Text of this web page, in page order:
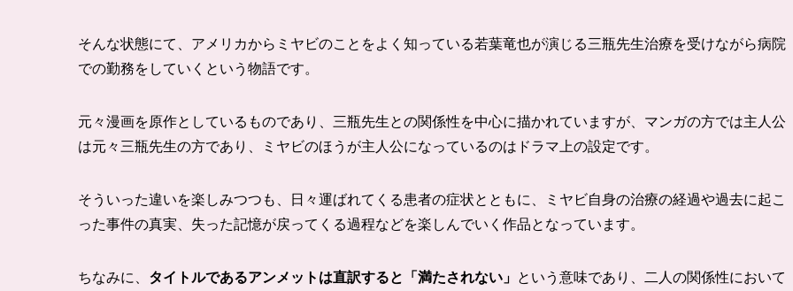
そんな状態にて、アメリカからミヤビのことをよく知っている若葉竜也が演じる三瓶先生治療を受けながら病院
での勤務をしていくという物語です。
元々漫画を原作としているものであり、 三瓶先生との関係性を中心に描かれていますが、マンガの方では主人公
は元々三瓶先生の方であり、ミヤビのほうが主人公になっているのはドラマ上の設定です。
そういった違いを楽しみつつも、日々運ばれてくる患者の症状とともに、ミヤビ自身の治療の経過や過去に起こ
った事件の真実、失った記憶が戻ってくる過程などを楽しんでいく作品となっています。
ちなみに、 タイトルであるアンメットは直訳すると「満たされない」 という意味であり、二人の関係性において